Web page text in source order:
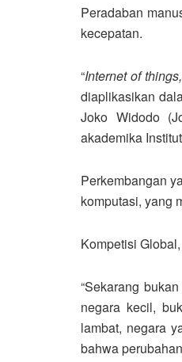
Peradaban
kecepatan.
“Internet of
diaplikasikan
Joko Widodo
akademika
Perkembangan
komputasi, yang
Kompetisi
“Sekarang
negara kecil,
lambat, negara
bahwa